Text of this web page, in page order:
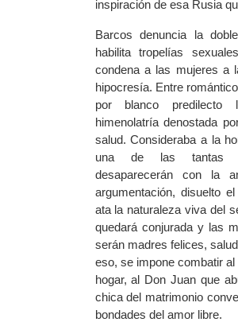
inspiración de esa Rusia
Barcos denuncia la
habilita tropelías
condena a las mujeres a
hipocresía. Entre
por blanco
himenolatría denostada
salud. Consideraba a la
una de las tantas
desaparecerán con la
argumentación, disuelto
ata la naturaleza viva del
quedará conjurada y las
serán madres felices,
eso, se impone combatir
hogar, al Don Juan que
chica del matrimonio
bondades del amor libre.